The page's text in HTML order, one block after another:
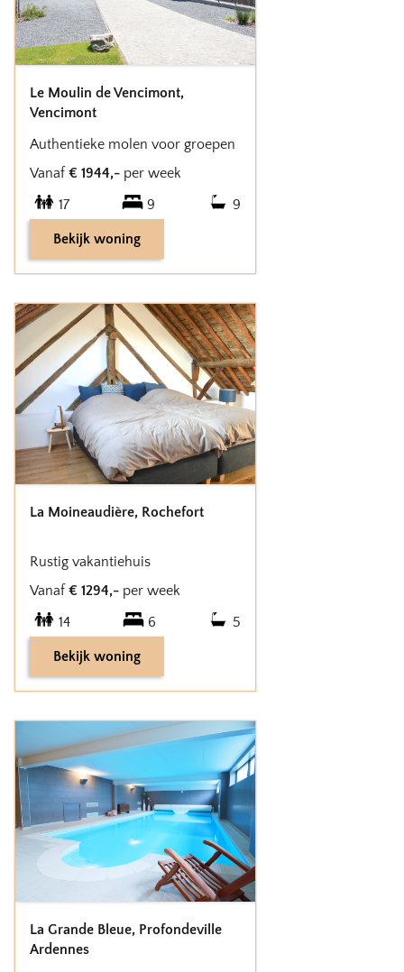
Le Moulin de Vencimont,
Vencimont
Authentieke molen voor groepen
Vanaf € 1944,- per week
17
9 9
Bekijk woning
La Moineaudière, Rochefort
Rustig vakantiehuis
Vanaf € 1294,- per week
14
6 5
Bekijk woning
La Grande Bleue, Profondeville
Ardennes